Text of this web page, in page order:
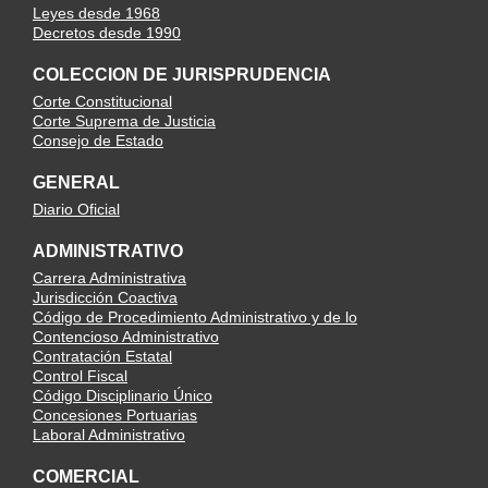
Leyes desde 1968
Decretos desde 1990
COLECCION DE JURISPRUDENCIA
Corte Constitucional
Corte Suprema de Justicia
Consejo de Estado
GENERAL
Diario Oficial
ADMINISTRATIVO
Carrera Administrativa
Jurisdicción Coactiva
Código de Procedimiento Administrativo y de lo
Contencioso Administrativo
Contratación Estatal
Control Fiscal
Código Disciplinario Único
Concesiones Portuarias
Laboral Administrativo
COMERCIAL